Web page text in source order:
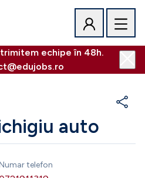
echipe în 48h.
auto
telefon